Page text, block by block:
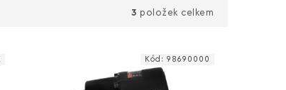
3 položek celkem
Kód:98690000